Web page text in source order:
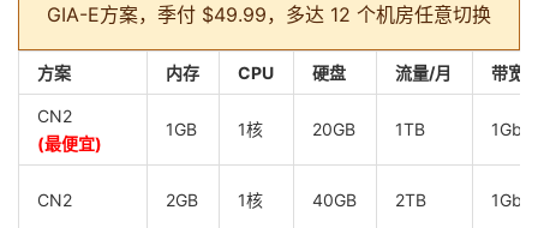
GIA-E方案，季付 $49.99，多达 12 个机房任意切换
方案 内存 CPU 硬盘 流量/月 带宽
CN2
(最便宜)
1GB 1核 20GB 1TB
CN2 2GB 1核 40GB 2TB